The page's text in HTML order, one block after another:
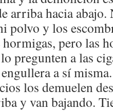
arriba hacia
polvo y los
pero las
pregunten a las
a sí
los demuelen
y van bajando.